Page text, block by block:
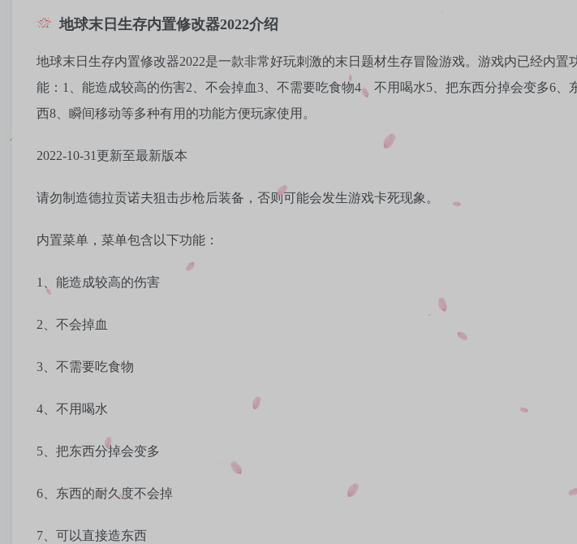
地球末日生存内置修改器2022介绍
地球末日生存内置修改器2022是一款非常好玩刺激的末日题材生存冒险游戏。游戏内已经内置
能：1、能造成较高的伤害2、不会掉血3、不需要吃食物4、不用喝水5、把东西分掉会变多6、
西8、瞬间移动等多种有用的功能方便玩家使用。
2022-10-31更新至最新版本
请勿制造德拉贡诺夫狙击步枪后装备，否则可能会发生游戏卡死现象。
内置菜单，菜单包含以下功能：
1、能造成较高的伤害
2、不会掉血
3、不需要吃食物
4、不用喝水
5、把东西分掉会变多
6、东西的耐久度不会掉
7、可以直接造东西
用户名或邮箱